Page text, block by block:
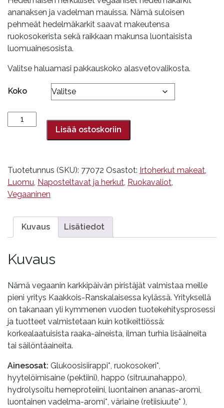
-
29,90€
ananaksen ja vadelman mauissa. Nämä suloisen
pehmeät hedelmäkarkit saavat makeutensa
ruokosokerista sekä raikkaan makunsa luontaisista
luomuainesosista.
Valitse haluamasi pakkauskoko alasvetovalikosta.
Koko
Hedelmäkarkki
ananas
luomu
määrä
Lisää ostoskoriin
Tuotetunnus (SKU): 77072 Osastot: Irtoherkut makeat
Luomu Naposteltavat ja herkut Ruokavaliot
Vegaaninen
Kuvaus Lisätiedot
Kuvaus
Nämä vegaanin karkkipäivän piristäjät valmistaa meille
pieni yritys Kaakkois-Ranskalaisessa kylässä. Yrityksellä
on takanaan yli kymmenen vuoden tuotekehitysprosessi
ja tuotteet valmistetaan kuin kotikeittiössä:
korkealaatuisista raaka-aineista, ilman turhia lisäaineita
tai säilöntäaineita.
Ainesosat: Glukoosisiirappi*, ruokosokeri*,
hyytelöimisaine (pektiini), happo (sitruunahappo),
hydrolysoitu herneproteiini, luontainen ananas-aromi,
luontainen vadelma-aromi*, väriaine (retiisiuute* ),